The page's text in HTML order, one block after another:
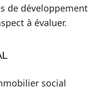
de développement
à évaluer.
social